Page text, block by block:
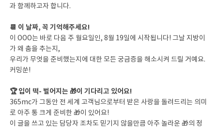
과 함께하고자 합니다.
📆 이 날짜, 꼭 기억해주세요!
이 OOO는 바로 다음 주 월요일인, 8월 19일에 시작됩니다! 그날 지방이
가 왜 춤을 추는지,
우리가 무엇을 준비했는지에 대한 모든 궁금증을 해소시켜 드릴 거예요.
커밍쑨!
🏆 입이 떡- 벌어지는 🎁이 기다리고 있어요!
365mc가 그동안 전 세계 고객님으로부터 받은 사랑을 돌려드리는 의미
로 아주 통 크게 준비한 🎁이 있어요!
이 글을 쓰고 있는 담당자 조차도 믿기지 않을만큼 아주 놀라운 🎁의 정